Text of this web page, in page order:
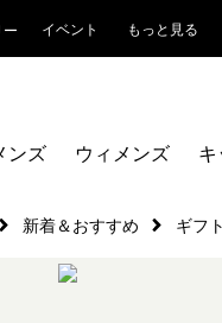
イベント もっと見る
ンズ ウィメンズ
新着＆おすすめ ギフ